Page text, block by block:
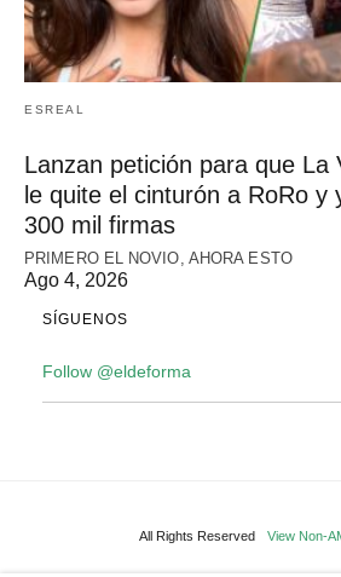
ESREAL
Lanzan petición para que La
le quite el cinturón a RoRo y
300 mil firmas
PRIMERO EL NOVIO, AHORA ESTO
Ago 4, 2026
SÍGUENOS
Follow @eldeforma
All Rights Reserved View Non-